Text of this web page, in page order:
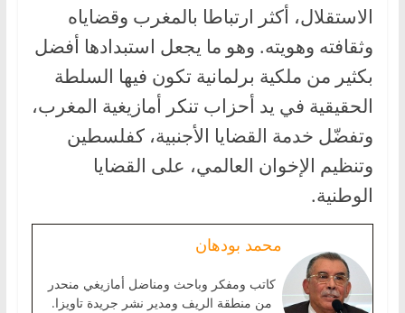
الاستقلال، أكثر ارتباطا بالمغرب وقضاياه
وثقافته وهويته. وهو ما يجعل استبدادها أفضل
بكثير من ملكية برلمانية تكون فيها السلطة
الحقيقية في يد أحزاب تنكر أمازيغية المغرب،
وتفضّل خدمة القضايا الأجنبية، كفلسطين
وتنظيم الإخوان العالمي، على القضايا
الوطنية.
محمد بودهان
كاتب ومفكر وباحث ومناضل أمازيغي منحدر
من منطقة الريف ومدير نشر جريدة تاويزا.